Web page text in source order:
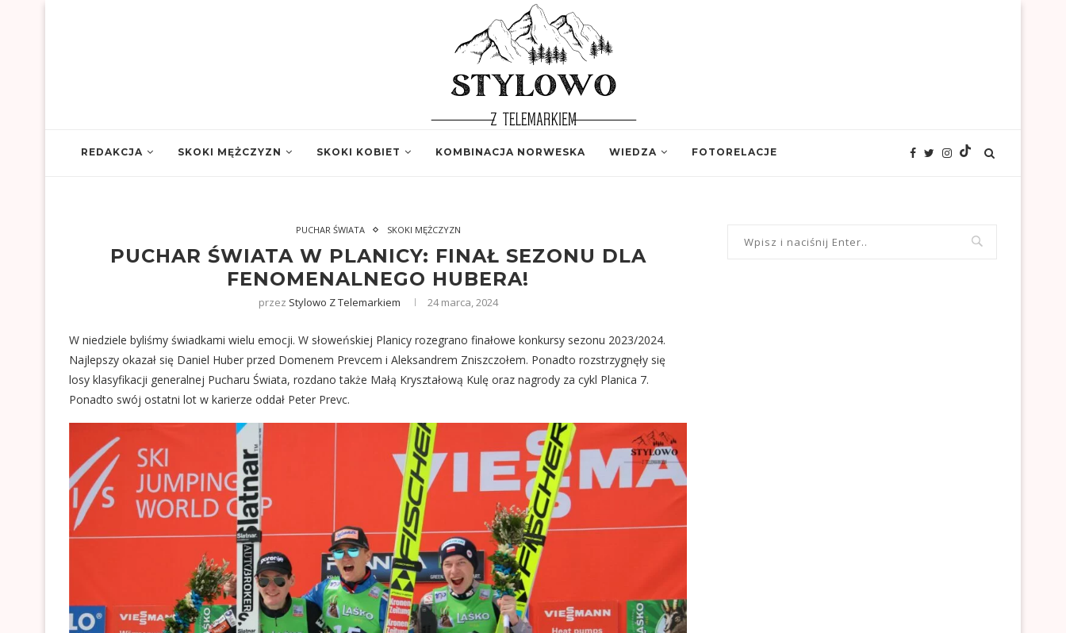
REDAKCJA SKOKI MĘŻCZYZN SKOKI KOBIET KOMBINACJA NORWESKA WIEDZA FOTORELACJE
PUCHAR ŚWIATA SKOKI MĘŻCZYZN
PUCHAR ŚWIATA W PLANICY: FINAŁ SEZONU DLA
FENOMENALNEGO HUBERA!
przez Stylowo Z Telemarkiem 24 marca, 2024
W niedziele byliśmy świadkami wielu emocji. W słoweńskiej Planicy rozegrano finałowe konkursy sezonu 2023/2024.
Najlepszy okazał się Daniel Huber przed Domenem Prevcem i Aleksandrem Zniszczołem. Ponadto rozstrzygnęły się
losy klasyfikacji generalnej Pucharu Świata, rozdano także Małą Kryształową Kulę oraz nagrody za cykl Planica 7.
Ponadto swój ostatni lot w karierze oddał Peter Prevc.